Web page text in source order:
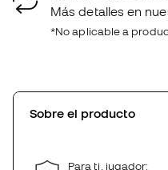
Más detalles en
*No aplicable a
Sobre el producto
Para ti, jugador: